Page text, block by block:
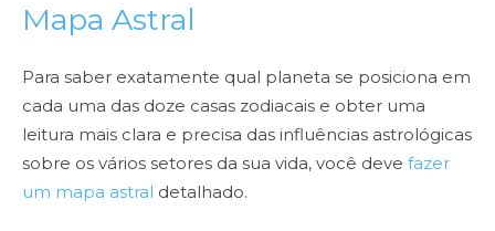
Mapa Astral
Para saber exatamente qual planeta se posiciona em
cada uma das doze casas zodiacais e obter uma
leitura mais clara e precisa das influências astrológicas
sobre os vários setores da sua vida, você deve fazer
um mapa astral detalhado.